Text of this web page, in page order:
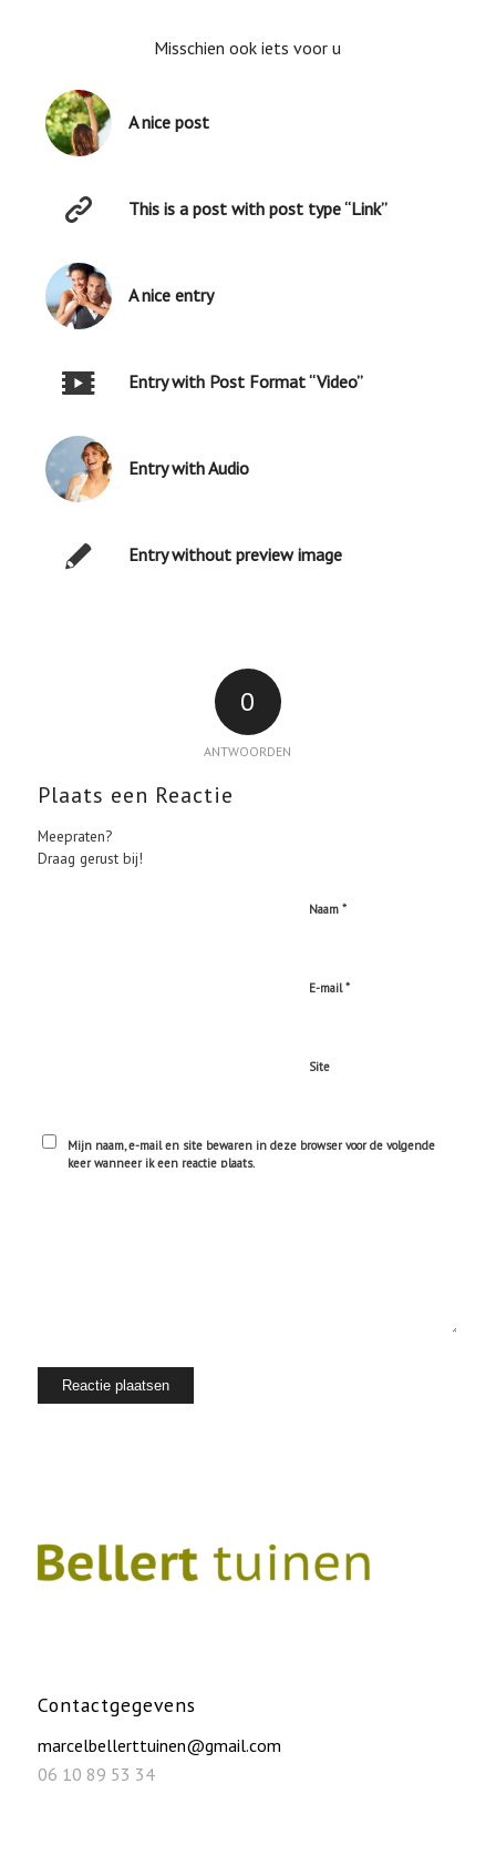
Misschien ook iets voor u
A nice post
This is a post with post type “Link”
A nice entry
Entry with Post Format “Video”
Entry with Audio
Entry without preview image
0
ANTWOORDEN
Plaats een Reactie
Meepraten?
Draag gerust bij!
Naam *
E-mail*
Site
Mijn naam, e-mail en site bewaren in deze browser voor de volgende
keer wanneer ik een reactie plaats.
Contactgegevens
marcelbellerttuinen@gmail.com
06 10 89 53 34